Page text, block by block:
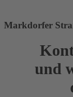
Markdorfer
und